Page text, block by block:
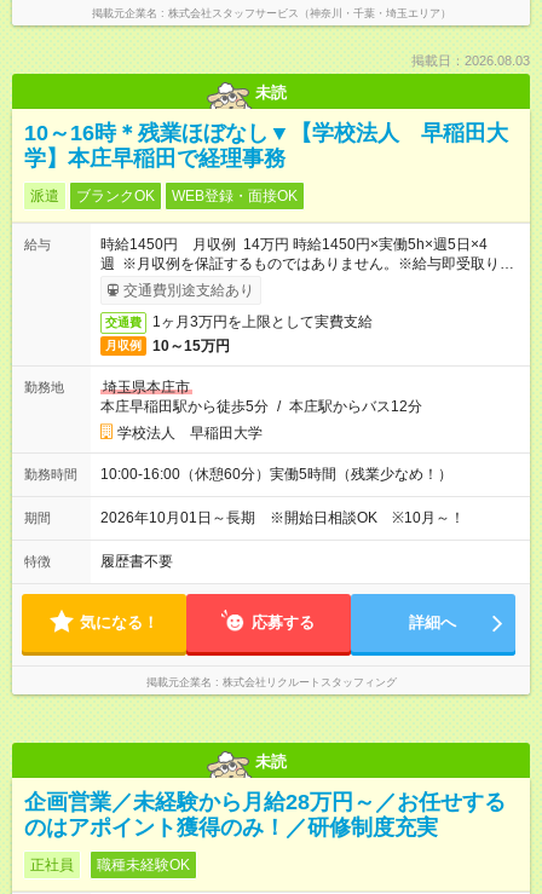
掲載元企業名 株式会社スタッフサービス（神奈川・千葉・埼玉エリア）
掲載日：2026.08.03
未読
10～16時＊残業ほぼなし▼【学校法人 早稲田大
学】本庄早稲田で経理事務
派遣 ブランクOK WEB登録・面接OK
給与
時給1450円 月収例 14万円 時給1450円×実働5h×週5日×4
週 ※月収例を保証するものではありません。※給与即受取りサ
ービス利用可（利用条件有）
交通費別途支給あり
交通費 1ヶ月3万円を上限として実費支給
月収例 10～15万円
勤務地
埼玉県本庄市
本庄早稲田駅から徒歩5分 / 本庄駅からバス12分
学校法人 早稲田大学
勤務時間 10:00-16:00（休憩60分）実働5時間（残業少なめ！）
期間 2026年10月01日～長期 ※開始日相談OK ※10月～！
特徴 履歴書不要
気になる！ 応募する 詳細へ
掲載元企業名 株式会社リクルートスタッフィング
未読
企画営業／未経験から月給28万円～／お任せする
のはアポイント獲得のみ！／研修制度充実
正社員 職種未経験OK